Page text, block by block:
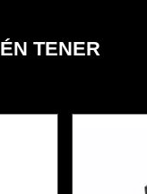
TENER